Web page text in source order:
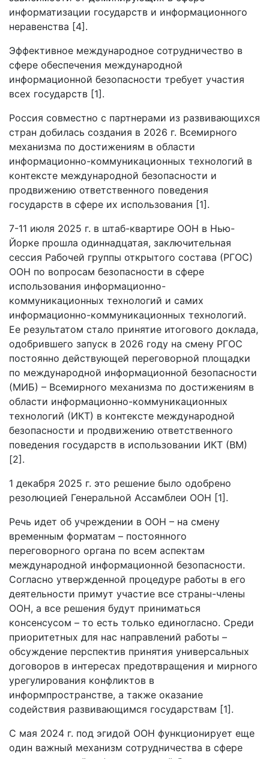
информатизации государств и информационного
неравенства [4].
Эффективное международное сотрудничество в
сфере обеспечения международной
информационной безопасности требует участия
всех государств [1].
Россия совместно с партнерами из развивающихся
стран добилась создания в 2026 г. Всемирного
механизма по достижениям в области
информационно-коммуникационных технологий в
контексте международной безопасности и
продвижению ответственного поведения
государств в сфере их использования [1].
7-11 июля 2025 г. в штаб-квартире ООН в Нью-
Йорке прошла одиннадцатая, заключительная
сессия Рабочей группы открытого состава (РГОС)
ООН по вопросам безопасности в сфере
использования информационно-
коммуникационных технологий и самих
информационно-коммуникационных технологий.
Ее результатом стало принятие итогового доклада,
одобрившего запуск в 2026 году на смену РГОС
постоянно действующей переговорной площадки
по международной информационной безопасности
(МИБ) – Всемирного механизма по достижениям в
области информационно-коммуникационных
технологий (ИКТ) в контексте международной
безопасности и продвижению ответственного
поведения государств в использовании ИКТ (ВМ)
[2].
1 декабря 2025 г. это решение было одобрено
резолюцией Генеральной Ассамблеи ООН [1].
Речь идет об учреждении в ООН – на смену
временным форматам – постоянного
переговорного органа по всем аспектам
международной информационной безопасности.
Согласно утвержденной процедуре работы в его
деятельности примут участие все страны-члены
ООН, а все решения будут приниматься
консенсусом – то есть только единогласно. Среди
приоритетных для нас направлений работы –
обсуждение перспектив принятия универсальных
договоров в интересах предотвращения и мирного
урегулирования конфликтов в
информпространстве, а также оказание
содействия развивающимся государствам [1].
С мая 2024 г. под эгидой ООН функционирует еще
один важный механизм сотрудничества в сфере